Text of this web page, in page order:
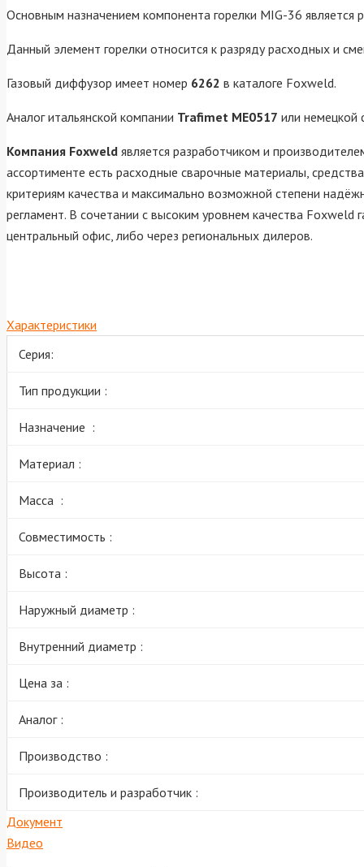
Основным назначением компонента горелки MIG-36 является
Данный элемент горелки относится к разряду расходных и
Газовый диффузор имеет номер 6262 в каталоге Foxweld.
Аналог итальянской компании Trafimet ME0517 или
Компания Foxweld является разработчиком и
ассортименте есть расходные сварочные материалы,
критериям качества и максимально возможной степени
регламент. В сочетании с высоким уровнем качества
центральный офис, либо через региональных дилеров.
Характеристики
Серия:
Тип продукции :
Назначение :
Материал :
Масса :
Совместимость :
Высота :
Наружный диаметр :
Внутренний диаметр :
Цена за :
Аналог :
Производство :
Производитель и разработчик :
Документ
Видео